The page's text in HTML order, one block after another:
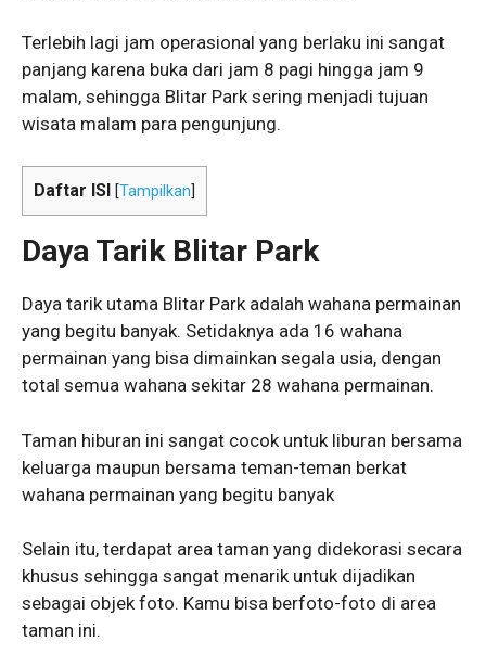
Terlebih lagi jam operasional yang berlaku ini sangat
panjang karena buka dari jam 8 pagi hingga jam 9
malam, sehingga Blitar Park sering menjadi tujuan
wisata malam para pengunjung.
Daftar ISI [Tampilkan
Daya Tarik Blitar Park
Daya tarik utama Blitar Park adalah wahana permainan
yang begitu banyak. Setidaknya ada 16 wahana
permainan yang bisa dimainkan segala usia, dengan
total semua wahana sekitar 28 wahana permainan.
Taman hiburan ini sangat cocok untuk liburan bersama
keluarga maupun bersama teman-teman berkat
wahana permainan yang begitu banyak
Selain itu, terdapat area taman yang didekorasi secara
khusus sehingga sangat menarik untuk dijadikan
sebagai objek foto. Kamu bisa berfoto-foto di area
taman ini.